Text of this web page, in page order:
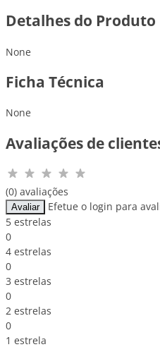
Detalhes do Produto
None
Ficha Técnica
None
Avaliações de
(0) avaliações
Avaliar
Efetue o login para
5 estrelas
0
4 estrelas
0
3 estrelas
0
2 estrelas
0
1 estrela